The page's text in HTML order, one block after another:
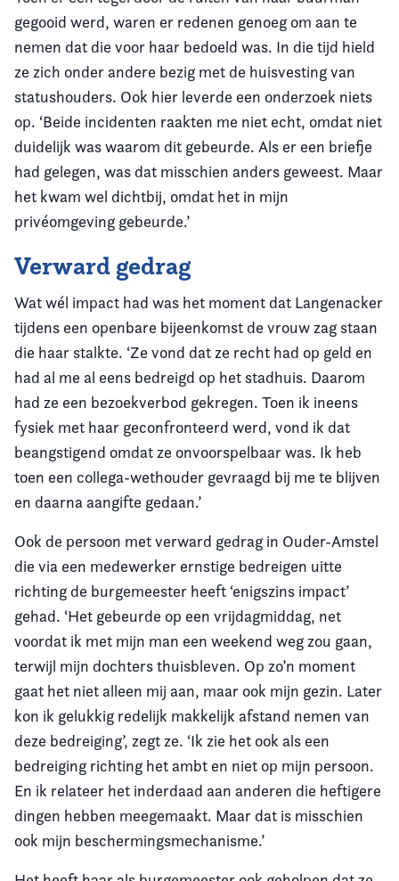
gegooid werd, waren er redenen genoeg om aan te
nemen dat die voor haar bedoeld was. In die tijd hield
ze zich onder andere bezig met de huisvesting van
statushouders. Ook hier leverde een onderzoek niets
op. ‘Beide incidenten raakten me niet echt, omdat niet
duidelijk was waarom dit gebeurde. Als er een briefje
had gelegen, was dat misschien anders geweest. Maar
het kwam wel dichtbij, omdat het in mijn
privéomgeving gebeurde.’
Verward gedrag
Wat wél impact had was het moment dat Langenacker
tijdens een openbare bijeenkomst de vrouw zag staan
die haar stalkte. ‘Ze vond dat ze recht had op geld en
had al me al eens bedreigd op het stadhuis. Daarom
had ze een bezoekverbod gekregen. Toen ik ineens
fysiek met haar geconfronteerd werd, vond ik dat
beangstigend omdat ze onvoorspelbaar was. Ik heb
toen een collega-wethouder gevraagd bij me te blijven
en daarna aangifte gedaan.’
Ook de persoon met verward gedrag in Ouder-Amstel
die via een medewerker ernstige bedreigen uitte
richting de burgemeester heeft ‘enigszins impact’
gehad. ‘Het gebeurde op een vrijdagmiddag, net
voordat ik met mijn man een weekend weg zou gaan,
terwijl mijn dochters thuisbleven. Op zo’n moment
gaat het niet alleen mij aan, maar ook mijn gezin. Later
kon ik gelukkig redelijk makkelijk afstand nemen van
deze bedreiging’, zegt ze. ‘Ik zie het ook als een
bedreiging richting het ambt en niet op mijn persoon.
En ik relateer het inderdaad aan anderen die heftigere
dingen hebben meegemaakt. Maar dat is misschien
ook mijn beschermingsmechanisme.’